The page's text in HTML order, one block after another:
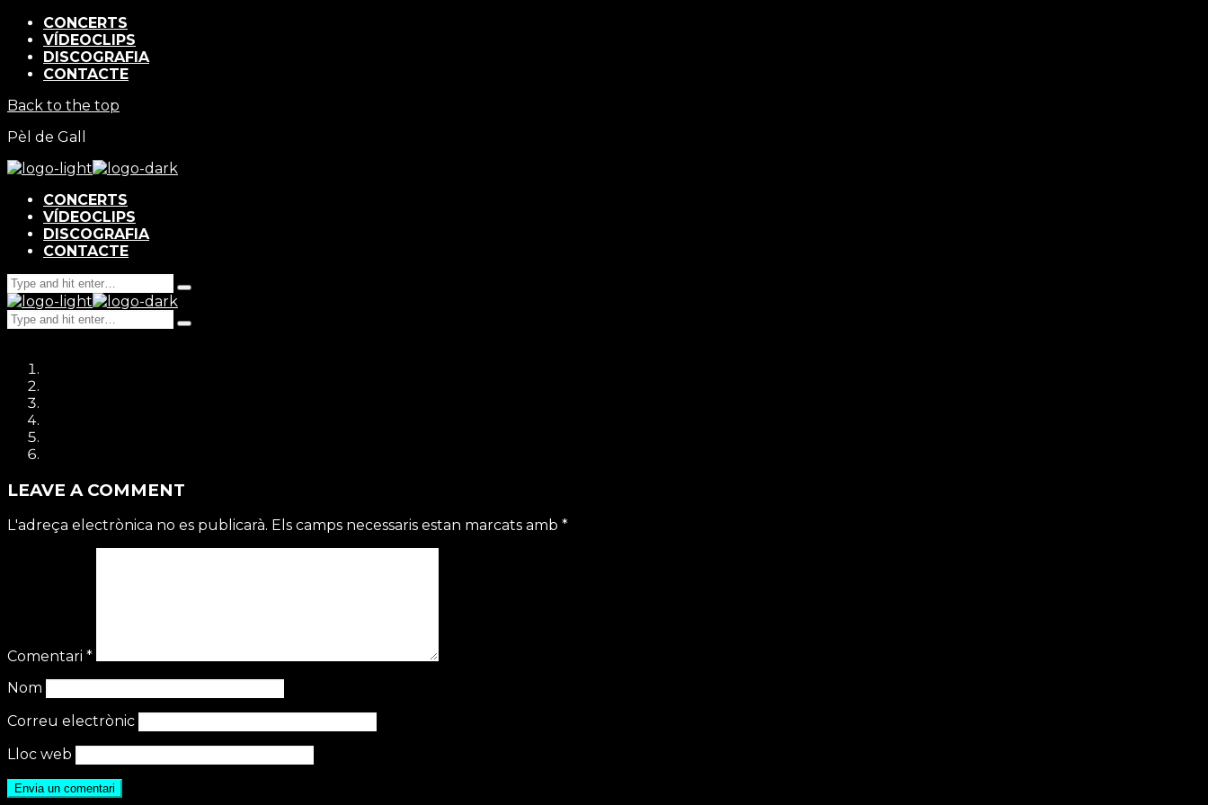
CONCERTS
VÍDEOCLIPS
DISCOGRAFIA
CONTACTE
Back to the top
Pèl de Gall
CONCERTS
VÍDEOCLIPS
DISCOGRAFIA
CONTACTE
Search
for:
Type
hit
Search
for:
Type
LEAVE A COMMENT
L'adreça electrònica no es publicarà. Els camps necessaris estan marcats amb *
Comentari *
Nom
Correu electrònic
Lloc web